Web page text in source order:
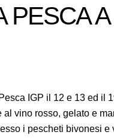
PESCA
IGP il 12 e 13 ed il
vino rosso, gelato e
i pescheti bivonesi